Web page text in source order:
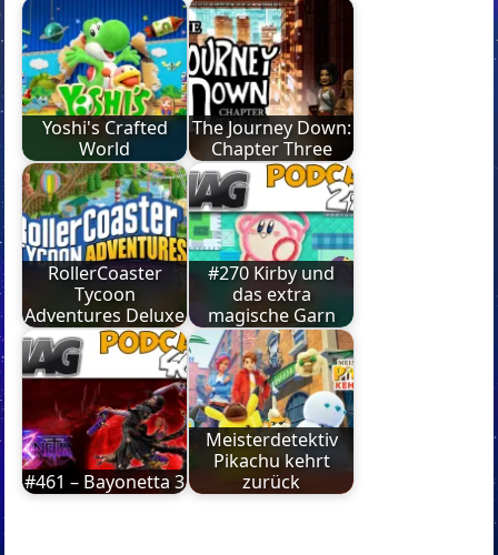
Yoshi's Crafted
World
The Journey Down:
Chapter Three
RollerCoaster
Tycoon
Adventures Deluxe
#270 Kirby und
das extra
magische Garn
#461 – Bayonetta 3
Meisterdetektiv
Pikachu kehrt
zurück